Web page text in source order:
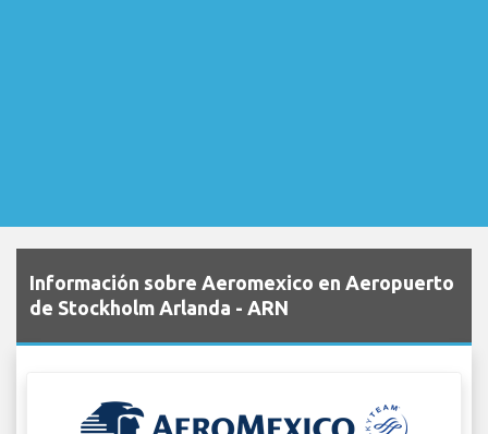
Información sobre Aeromexico en Aeropuerto
de Stockholm Arlanda - ARN